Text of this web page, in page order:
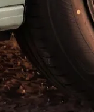
この画像の記事を